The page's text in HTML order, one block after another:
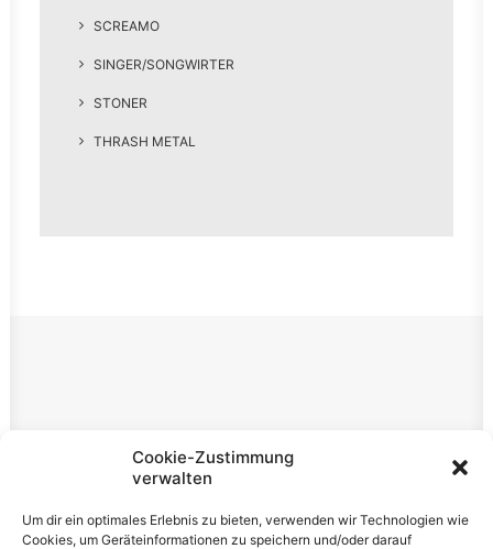
Cookie-Zustimmung
verwalten
Um dir ein optimales Erlebnis zu bieten, verwenden wir Technologien wie
Cookies, um Geräteinformationen zu speichern und/oder darauf
SCREAMO
SINGER/SONGWIRTER
STONER
THRASH METAL
Rechtliches
Datenschutzerklärung